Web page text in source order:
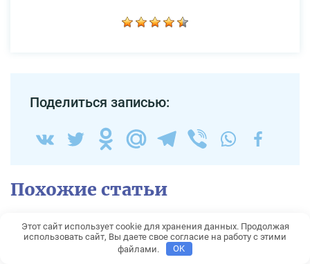
Поделиться записью:
Похожие статьи
Программа переселения
соотечественников в
Россию в 2026 году
Этот сайт использует cookie для хранения данных. Продолжая
использовать сайт, Вы даете свое согласие на работу с этими
файлами.
OK